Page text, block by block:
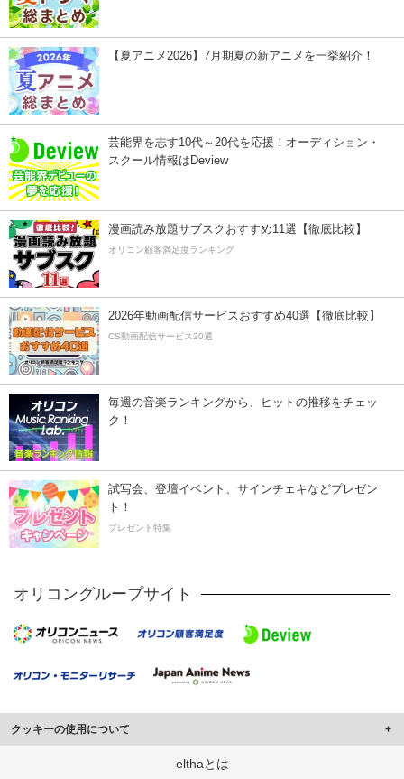
【夏アニメ2026】7月期夏の新アニメを一挙紹介！
芸能界を志す10代～20代を応援！オーディション・
スクール情報はDeview
漫画読み放題サブスクおすすめ11選【徹底比較】
オリコン顧客満足度ランキング
2026年動画配信サービスおすすめ40選【徹底比較】
CS動画配信サービス20選
毎週の音楽ランキングから、ヒットの推移をチェッ
ク！
試写会、登壇イベント、サインチェキなどプレゼン
ト！
プレゼント特集
オリコングループサイト
クッキーの使用について
このサイトでは Cookie を使用して、ユーザーに合わせたコンテンツや広告の
elthaとは